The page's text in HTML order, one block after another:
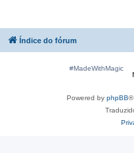
Índice do fórum
#MadeWithMagic
Powered by phpBB®